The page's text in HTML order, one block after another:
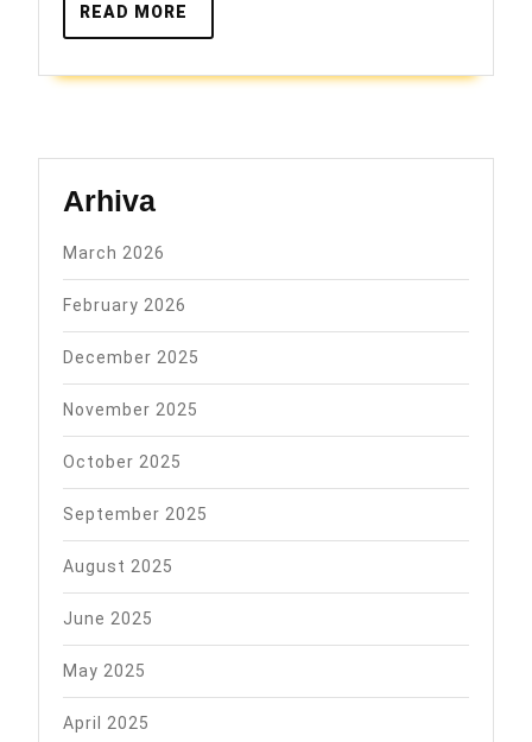
Bešlagića
READ MORE
MORE
Arhiva
March 2026
February 2026
December 2025
November 2025
October 2025
September 2025
August 2025
June 2025
May 2025
April 2025